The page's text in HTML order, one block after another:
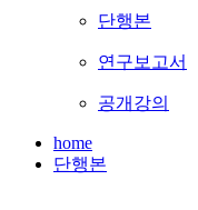
단행본
연구보고서
공개강의
home
단행본